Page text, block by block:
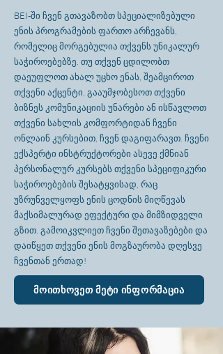
BEI-ში ჩვენ გთავაზობთ სპეციალიზებული
ენის პროგრამების ფართო არჩევანს,
რომელიც მორგებულია თქვენს უნიკალურ
საჭიროებებზე. თუ თქვენ ცდილობთ
დაეუფლოთ ახალ უცხო ენას, შეამციროთ
თქვენი აქცენტი, გააუმჯობესოთ თქვენი
ბიზნეს კომუნიკაციის უნარები ან ისწავლოთ
თქვენი სახლის კომფორტიდან ჩვენი
ონლაინ კურსებით, ჩვენ დაგიფარავთ. ჩვენი
ექსპერტი ინსტრუქტორები ასევე ქმნიან
პერსონალურ კურსებს თქვენი სპეციფიკური
საჭიროებების შესატყვისად, რაც
უზრუნველყოფს ენის ცოდნის მიღწევას
მაქსიმალურად ეფექტური და მიმზიდველი
გზით. გამოიკვლიეთ ჩვენი შეთავაზებები და
დაიწყეთ თქვენი ენის მოგზაურობა დღესვე
ჩვენთან ერთად!
მოითხოვეთ მეტი ინფორმაცია